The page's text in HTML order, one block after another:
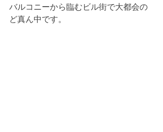
バルコニーから臨むビル街で大都会の
ど真ん中です。